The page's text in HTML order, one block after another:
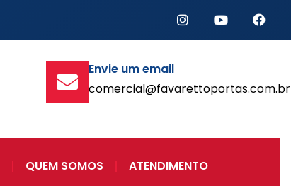
Envie um email
comercial@favarettoportas.com.br
QUEM SOMOS ATENDIMENTO